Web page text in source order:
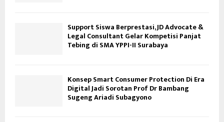
Support Siswa Berprestasi, JD Advocate &
Legal Consultant Gelar Kompetisi Panjat
Tebing di SMA YPPI-II Surabaya
Konsep Smart Consumer Protection Di Era
Digital Jadi Sorotan Prof Dr Bambang
Sugeng Ariadi Subagyono